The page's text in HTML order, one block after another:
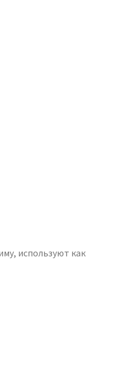
используют как